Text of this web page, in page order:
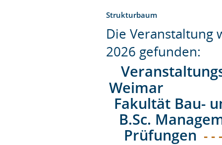
Strukturbaum
Die Veranstaltung
2026 gefunden:
Weimar
Fakultät Bau-
B.Sc.
Prüfungen - -